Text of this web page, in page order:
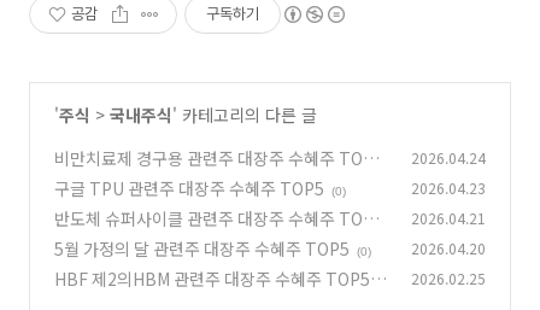
공감 구독하기
'주식 > 국내주식' 카테고리의 다른 글
비만치료제 경구용 관련주 대장주 수혜주 TOP5
(0)
2026.04.24
구글 TPU 관련주 대장주 수혜주 TOP5 (0) 2026.04.23
반도체 슈퍼사이클 관련주 대장주 수혜주 TOP5
(0)
2026.04.21
5월 가정의 달 관련주 대장주 수혜주 TOP5 (0) 2026.04.20
HBF 제2의HBM 관련주 대장주 수혜주 TOP5 2026.02.25